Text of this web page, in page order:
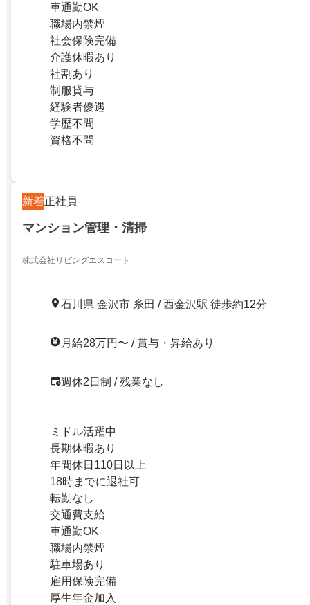
車通勤OK
職場内禁煙
社会保険完備
介護休暇あり
社割あり
制服貸与
経験者優遇
学歴不問
資格不問
新着正社員
マンション管理・清掃
株式会社リビングエスコート
石川県 金沢市 糸田 / 西金沢駅 徒歩約12分
月給28万円〜 / 賞与・昇給あり
週休2日制 / 残業なし
ミドル活躍中
長期休暇あり
年間休日110日以上
18時までに退社可
転勤なし
交通費支給
車通勤OK
職場内禁煙
駐車場あり
雇用保険完備
厚生年金加入